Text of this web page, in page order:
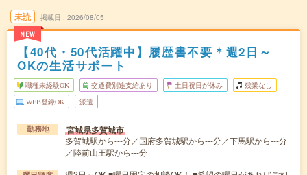
未読
NEW
掲載日 2026/08/05
【40代・50代活躍中】履歴書不要＊週2日～
OKの生活サポート
職種未経験OK 交通費別途支給あり 土日祝日が休み 残業なし
WEB登録OK 派遣
勤務地 宮城県多賀城市
多賀城駅から---分／国府多賀城駅から---分／下馬駅から---分
／陸前山王駅から---分